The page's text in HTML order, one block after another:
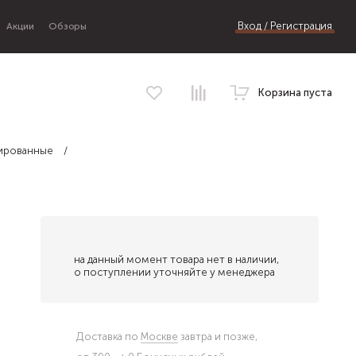
Акции Обзоры Вход / Регистрация
Корзина пуста
на данный момент товара нет в наличии,
о поступлении уточняйте у менеджера
Доставка по Москве завтра и позже,